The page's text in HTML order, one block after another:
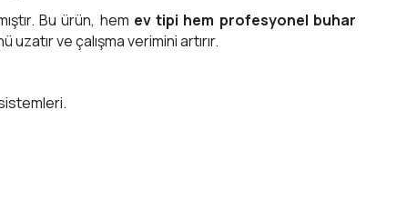
Bu ürün, hem ev tipi hem profesyonel buhar
ve çalışma verimini artırır.